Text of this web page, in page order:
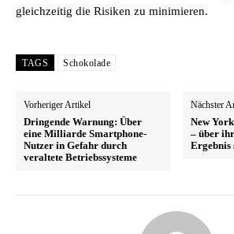
gleichzeitig die Risiken zu minimieren.
TAGS Schokolade
Vorheriger Artikel
Dringende Warnung: Über
eine Milliarde Smartphone-
Nutzer in Gefahr durch
veraltete Betriebssysteme
Nächster
New
– über
Ergebnis